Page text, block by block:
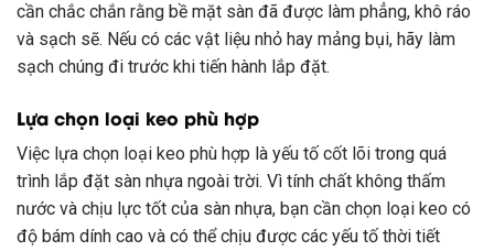
cần chắc chắn rằng bề mặt sàn đã được làm phẳng, khô ráo
và sạch sẽ. Nếu có các vật liệu nhỏ hay mảng bụi, hãy làm
sạch chúng đi trước khi tiến hành lắp đặt.
Lựa chọn loại keo phù hợp
Việc lựa chọn loại keo phù hợp là yếu tố cốt lõi trong quá
trình lắp đặt sàn nhựa ngoài trời. Vì tính chất không thấm
nước và chịu lực tốt của sàn nhựa, bạn cần chọn loại keo có
độ bám dính cao và có thể chịu được các yếu tố thời tiết